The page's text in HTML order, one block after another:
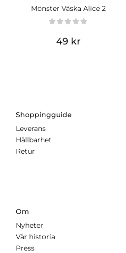
Mönster Väska Alice 2
49 kr
Shoppingguide
Leverans
Hållbarhet
Retur
Om
Nyheter
Vår historia
Press